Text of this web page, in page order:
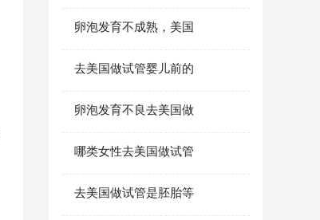
卵泡发育不成熟，美国
去美国做试管婴儿前的
卵泡发育不良去美国做
哪类女性去美国做试管
去美国做试管是胚胎等